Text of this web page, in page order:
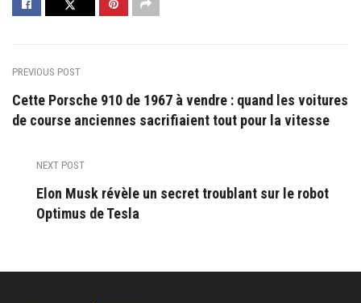
PREVIOUS POST
Cette Porsche 910 de 1967 à vendre : quand les voitures
de course anciennes sacrifiaient tout pour la vitesse
NEXT POST
Elon Musk révèle un secret troublant sur le robot
Optimus de Tesla